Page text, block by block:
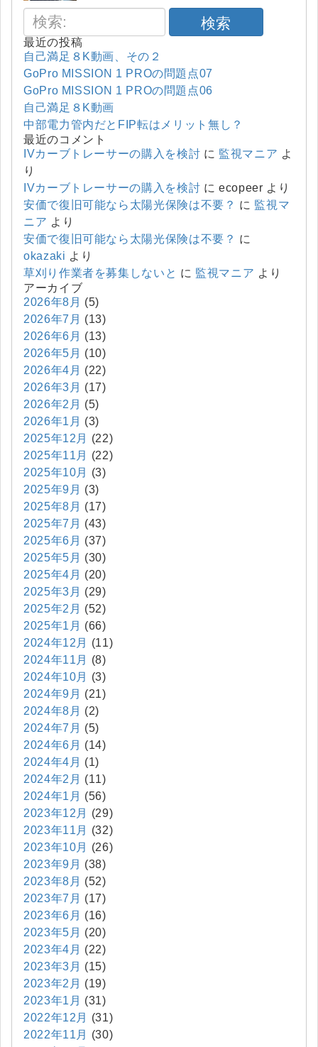
検索
最近の投稿
自己満足８K動画、その２
GoPro MISSION 1 PROの問題点07
GoPro MISSION 1 PROの問題点06
自己満足８K動画
中部電力管内だとFIP転はメリット無し？
最近のコメント
IVカーブトレーサーの購入を検討 に 監視マニア よ
り
IVカーブトレーサーの購入を検討 にecopeer より
安価で復旧可能なら太陽光保険は不要？ に 監視マ
ニア より
安価で復旧可能なら太陽光保険は不要？ に
okazaki より
草刈り作業者を募集しないと に 監視マニア より
アーカイブ
2026年8月 (5)
2026年7月 (13)
2026年6月 (13)
2026年5月 (10)
2026年4月 (22)
2026年3月 (17)
2026年2月 (5)
2026年1月 (3)
2025年12月
(22)
2025年11月
(22)
2025年10月
(3)
2025年9月 (3)
2025年8月 (17)
2025年7月 (43)
2025年6月 (37)
2025年5月 (30)
2025年4月 (20)
2025年3月 (29)
2025年2月 (52)
2025年1月 (66)
2024年12月
(11)
2024年11月
(8)
2024年10月
(3)
2024年9月 (21)
2024年8月 (2)
2024年7月 (5)
2024年6月 (14)
2024年4月 (1)
2024年2月 (11)
2024年1月 (56)
2023年12月
(29)
2023年11月
(32)
2023年10月
(26)
2023年9月 (38)
2023年8月 (52)
2023年7月 (17)
2023年6月 (16)
2023年5月 (20)
2023年4月 (22)
2023年3月 (15)
2023年2月 (19)
2023年1月 (31)
2022年12月
(31)
2022年11月
(30)